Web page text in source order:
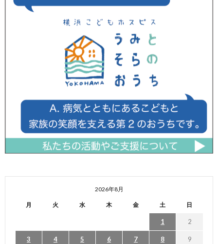
2026年8月
月 火 水 木 金 土 日
1 2
3 4 5 6 7 8 9